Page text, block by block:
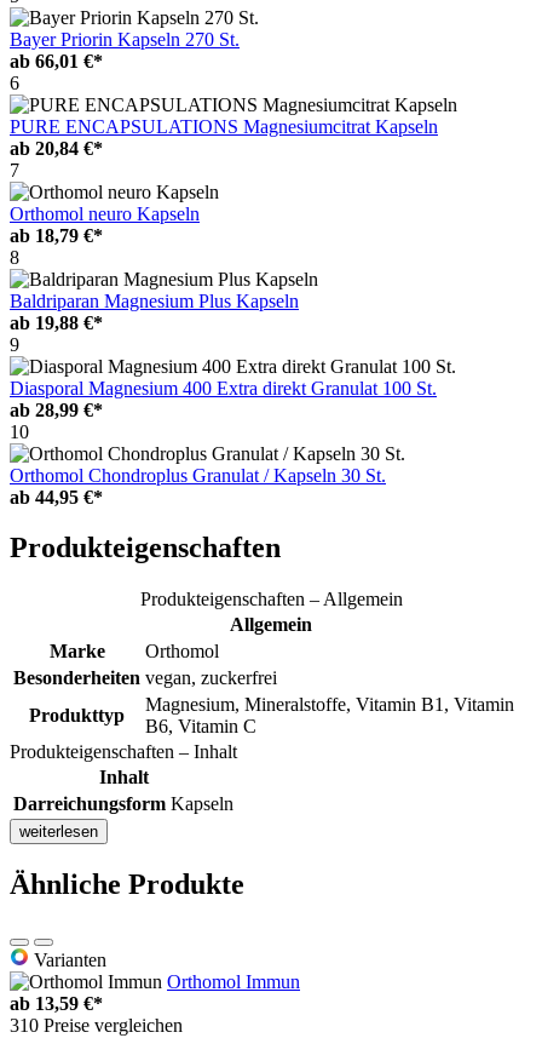
Bayer Priorin Kapseln 270 St.
ab 66,01 €*
6
PURE ENCAPSULATIONS Magnesiumcitrat Kapseln
ab 20,84 €*
7
Orthomol neuro Kapseln
ab 18,79 €*
8
Baldriparan Magnesium Plus Kapseln
ab 19,88 €*
9
Diasporal Magnesium 400 Extra direkt Granulat 100 St.
ab 28,99 €*
10
Orthomol Chondroplus Granulat / Kapseln 30 St.
ab 44,95 €*
Produkteigenschaften
Produkteigenschaften – Allgemein
Allgemein
Marke
Orthomol
Besonderheiten vegan, zuckerfrei
Produkttyp
Magnesium, Mineralstoffe, Vitamin B1, Vitamin
B6, Vitamin C
Produkteigenschaften – Inhalt
Inhalt
Darreichungsform Kapseln
weiterlesen
Ähnliche Produkte
Varianten
Orthomol Immun
ab 13,59 €*
310 Preise vergleichen